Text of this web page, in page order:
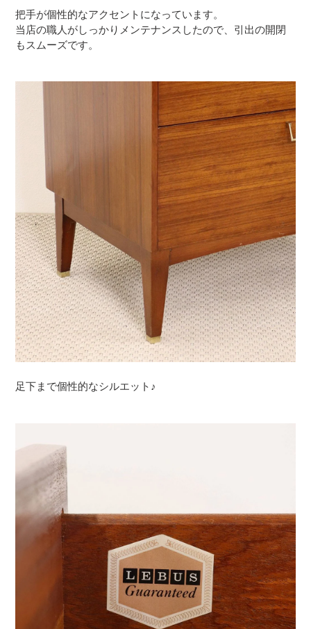
把手が個性的なアクセントになっています。
当店の職人がしっかりメンテナンスしたので、引出の開閉
もスムーズです。
足下まで個性的なシルエット♪